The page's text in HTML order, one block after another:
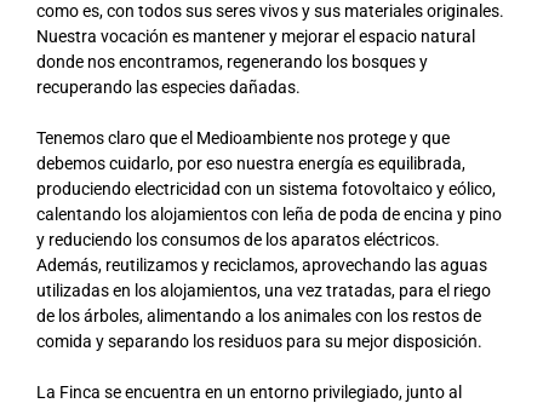
como es, con todos sus seres vivos y sus materiales originales.
Nuestra vocación es mantener y mejorar el espacio natural
donde nos encontramos, regenerando los bosques y
recuperando las especies dañadas.
Tenemos claro que el Medioambiente nos protege y que
debemos cuidarlo, por eso nuestra energía es equilibrada,
produciendo electricidad con un sistema fotovoltaico y eólico,
calentando los alojamientos con leña de poda de encina y pino
y reduciendo los consumos de los aparatos eléctricos.
Además, reutilizamos y reciclamos, aprovechando las aguas
utilizadas en los alojamientos, una vez tratadas, para el riego
de los árboles, alimentando a los animales con los restos de
comida y separando los residuos para su mejor disposición.
La Finca se encuentra en un entorno privilegiado, junto al